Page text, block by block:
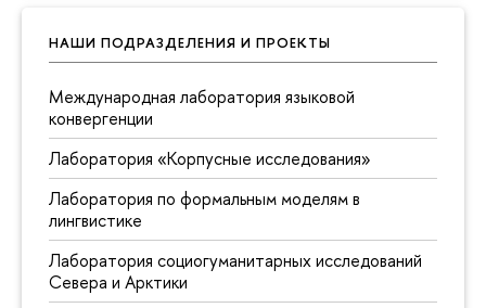
НАШИ ПОДРАЗДЕЛЕНИЯ И ПРОЕКТЫ
Международная лаборатория языковой
конвергенции
Лаборатория «Корпусные исследования»
Лаборатория по формальным моделям в
лингвистике
Лаборатория социогуманитарных исследований
Севера и Арктики